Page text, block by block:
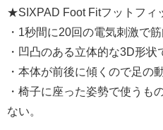
★SIXPAD Foot Fitフットフィ
・1秒間に20回の電気刺激で筋
・凹凸のある立体的な3D形状
・本体が前後に傾くので足の
・椅子に座った姿勢で使うも
ない。